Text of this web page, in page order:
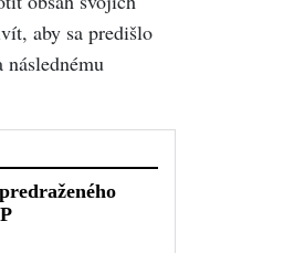
aby sa predišlo